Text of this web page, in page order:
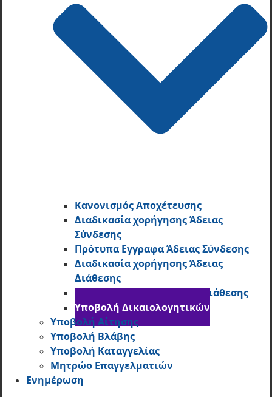
Κανονισμός Αποχέτευσης
Διαδικασία χορήγησης Άδειας
Σύνδεσης
Πρότυπα Εγγραφα Άδειας Σύνδεσης
Διαδικασία χορήγησης Άδειας
Διάθεσης
Πρότυπα Εγγραφα Άδειας Διάθεσης
Υποβολή Δικαιολογητικών
Υποβολή Αίτησης
Υποβολή Βλάβης
Υποβολή Καταγγελίας
Μητρώο Επαγγελματιών
Ενημέρωση